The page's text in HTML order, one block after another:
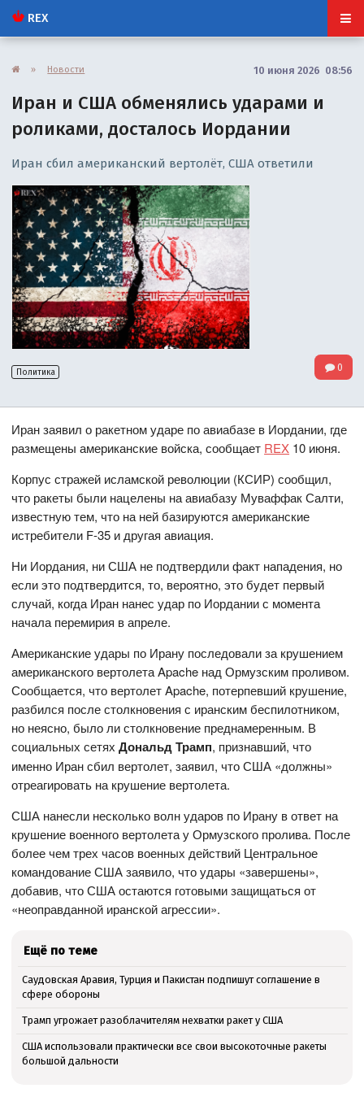
REX
» Новости 10 июня 2026 08:56
Иран и США обменялись ударами и
роликами, досталось Иордании
Иран сбил американский вертолёт, США ответили
Политика 0
Иран заявил о ракетном ударе по авиабазе в Иордании, где
размещены американские войска, сообщает REX 10 июня.
Корпус стражей исламской революции (КСИР) сообщил,
что ракеты были нацелены на авиабазу Муваффак Салти,
известную тем, что на ней базируются американские
истребители F-35 и другая авиация.
Ни Иордания, ни США не подтвердили факт нападения, но
если это подтвердится, то, вероятно, это будет первый
случай, когда Иран нанес удар по Иордании с момента
начала перемирия в апреле.
Американские удары по Ирану последовали за крушением
американского вертолета Apache над Ормузским проливом.
Сообщается, что вертолет Apache, потерпевший крушение,
разбился после столкновения с иранским беспилотником,
но неясно, было ли столкновение преднамеренным. В
социальных сетяхДональд Трамп, признавший, что
именно Иран сбил вертолет, заявил, что США «должны»
отреагировать на крушение вертолета.
США нанесли несколько волн ударов по Ирану в ответ на
крушение военного вертолета у Ормузского пролива. После
более чем трех часов военных действий Центральное
командование США заявило, что удары «завершены»,
добавив, что США остаются готовыми защищаться от
«неоправданной иранской агрессии».
Ещё по теме
Саудовская Аравия, Турция и Пакистан подпишут соглашение в
сфере обороны
Трамп угрожает разоблачителям нехватки ракет у США
США использовали практически все свои высокоточные ракеты
большой дальности